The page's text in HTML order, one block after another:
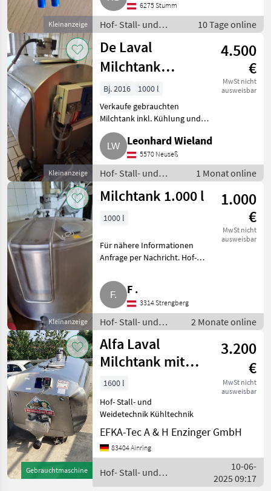
Marktplatz Händlerangebote Kleinanzeigen
Kleinanzeige
6275 Stumm
Hof- Stall- und
Weidetechnik /
Kühltechnik
10 Tage online
Kleinanzeige
De Laval
Milchtank
stationär inkl.
Kühlung
4.500
€
MwSt nicht
ausweisbar
Bj. 2016
1000 l
Verkaufe gebrauchten
Milchtank inkl. Kühlung und
Waschautomat, 1.100 l, 10
Jahre im Einsatz, steckerfertig,
einsatzbereit. Hof- Stall- und
Weidetechnik Kühltechnik
Leonhard Wieland
5570 Neuseß
Hof- Stall- und
Weidetechnik /
Kühltechnik
1 Monat online
Kleinanzeige
Milchtank 1.000 l
1.000
€
MwSt nicht
ausweisbar
1000 l
Für nähere Informationen
Anfrage per Nachricht. Hof-
Kühltechnik
F .
3314 Strengberg
Hof- Stall- und
Weidetechnik /
Kühltechnik
2 Monate online
Gebrauchtmaschine
Alfa Laval
Milchtank mit
Reinigung
3.200
€
MwSt nicht
ausweisbar
1600 l
Hof- Stall- und
Weidetechnik Kühltechnik
EFKA-Tec A & H Enzinger GmbH
83404 Ainring
Hof- Stall- und
Weidetechnik / Alfa Laval
10-06-
2025 09:17